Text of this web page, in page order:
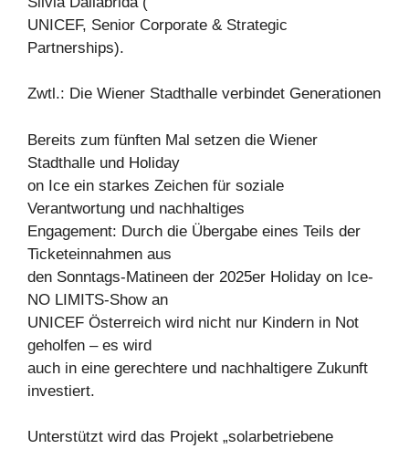
UNICEF, Senior Corporate & Strategic
Partnerships).
Zwtl.: Die Wiener Stadthalle verbindet Generationen
Bereits zum fünften Mal setzen die Wiener
Stadthalle und Holiday
on Ice ein starkes Zeichen für soziale
Verantwortung und nachhaltiges
Engagement: Durch die Übergabe eines Teils der
Ticketeinnahmen aus
den Sonntags-Matineen der 2025er Holiday on Ice-
NO LIMITS-Show an
UNICEF Österreich wird nicht nur Kindern in Not
geholfen – es wird
auch in eine gerechtere und nachhaltigere Zukunft
investiert.
Unterstützt wird das Projekt „solarbetriebene